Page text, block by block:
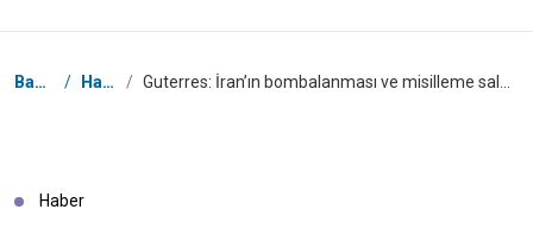
Breadcrumb
Başlangıç / Haberler /
Haber